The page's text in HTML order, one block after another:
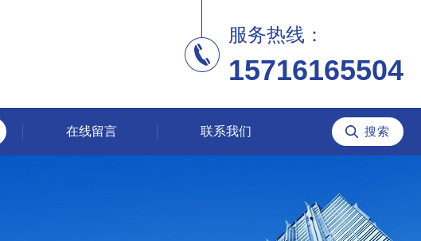
服务热线：
15716165504
在线留言 联系我们